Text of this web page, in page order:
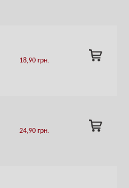
18,90 грн.
ADD
TO
24,90 грн.
ADD
TO